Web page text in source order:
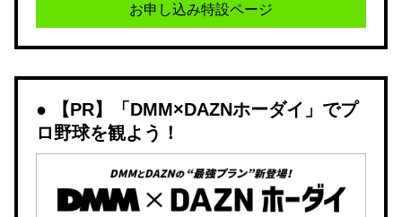
お申し込み特設ページ
【PR】「DMM×DAZNホーダイ」でプ
ロ野球を観よう！